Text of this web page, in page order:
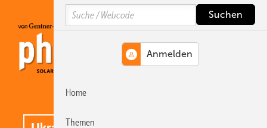
Hauptinhalt
Hauptmenü
SiteSearch
Search
Home
Themen